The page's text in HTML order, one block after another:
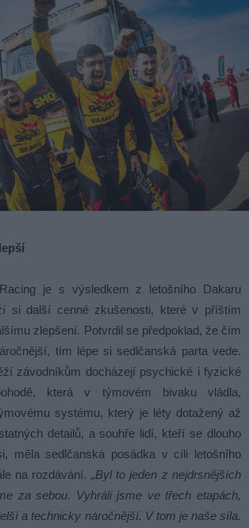
lepší
je s výsledkem z letošního Dakaru
si další cenné zkušenosti, které v příštím
zlepšení. Potvrdil se předpoklad, že čím
tím lépe si sedlčanská parta vede.
závodníkům docházejí psychické i fyzické
která v týmovém bivaku vládla,
systému, který je léty dotažený až
detailů, a souhře lidí, kteří se dlouho
měla sedlčanská posádka v cíli letošního
na rozdávání. „Byl to jeden z nejdrsnějších
za sebou. Vyhráli jsme ve třech etapách,
a technicky náročnější. V tom je naše síla.